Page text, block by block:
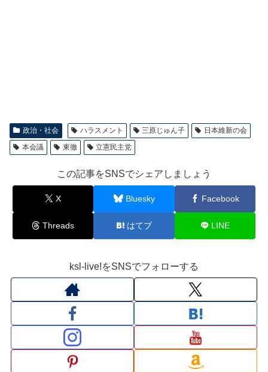
政治・社会 ハラスメント 三原じゅん子
日本維新の会
本会議
東徹 立憲民主党
この記事をSNSでシェアしましょう
X Bluesky Facebook
Threads はてブ LINE
ksl-live!をSNSでフォローする